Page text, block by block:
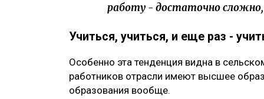
работу - достаточно
Учиться, учиться, и еще раз -
Особенно эта тенденция видна в
работников отрасли имеют высшее
образования вообще.